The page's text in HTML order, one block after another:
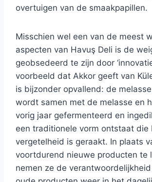
overtuigen van de smaakpapillen.
Misschien wel een van de meest
aspecten van Havuş Deli is de
geobsedeerd te zijn door
voorbeeld dat Akkor geeft van
is bijzonder opvallend: de
wordt samen met de melasse en
vorig jaar gefermenteerd en
een traditionele vorm ontstaat die
vergetelheid is geraakt. In plaats
voortdurend nieuwe producten te
nemen ze de